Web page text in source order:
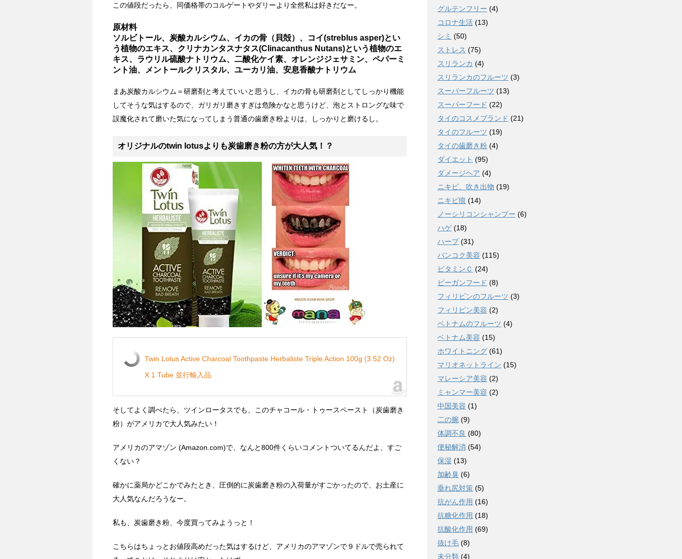
この値段だったら、同価格帯のコルゲートやダリーより全然私は好きだなー。
原材料
ソルビトール、炭酸カルシウム、イカの骨（貝殻）、コイ(streblus asper)とい
う植物のエキス、クリナカンタスナタス(Clinacanthus Nutans)という植物のエ
キス、ラウリル硫酸ナトリウム、二酸化ケイ素、オレンジジェサミン、ペパーミ
ント油、メントールクリスタル、ユーカリ油、安息香酸ナトリウム
まあ炭酸カルシウム＝研磨剤と考えていいと思うし、イカの骨も研磨剤としてしっかり機能
してそうな気はするので、ガリガリ磨きすぎは危険かなと思うけど、泡とストロングな味で
誤魔化されて磨いた気になってしまう普通の歯磨き粉よりは、しっかりと磨けるし。
オリジナルのtwin lotusよりも炭歯磨き粉の方が大人気！？
Twin Lotus Active Charcoal Toothpaste Herbaliste Triple Action 100g (3.52 Oz)
X 1 Tube 並行輸入品
そしてよく調べたら、ツインロータスでも、このチャコール・トゥースペースト（炭歯磨き
粉）がアメリカで大人気みたい！
アメリカのアマゾン (Amazon.com)で、なんと800件くらいコメントついてるんだよ、すご
くない？
確かに薬局かどこかでみたとき、圧倒的に炭歯磨き粉の入荷量がすごかったので、お土産に
大人気なんだろうなー。
私も、炭歯磨き粉、今度買ってみようっと！
こちらはちょっとお値段高めだった気はするけど、アメリカのアマゾンで９ドルで売られて
グルテンフリー (4)
コロナ生活 (13)
シミ (50)
ストレス (75)
スリランカ (4)
スリランカのフルーツ (3)
スーパーフルーツ (13)
スーパーフード (22)
タイのコスメブランド (21)
タイのフルーツ (19)
タイの歯磨き粉 (4)
ダイエット (95)
ダメージヘア (4)
ニキビ、吹き出物 (19)
ニキビ痕 (14)
ノーシリコンシャンプー (6)
ハゲ(18)
ハーブ (31)
バンコク美容 (115)
ビタミンＣ (24)
ビーガンフード (8)
フィリピンのフルーツ (3)
フィリピン美容 (2)
ベトナムのフルーツ (4)
ベトナム美容 (15)
ホワイトニング (61)
マリオネットライン (15)
マレーシア美容 (2)
ミャンマー美容 (2)
中国美容 (1)
二の腕 (9)
体調不良 (80)
便秘解消 (54)
保湿 (13)
加齢臭 (6)
垂れ尻対策 (5)
抗がん作用 (16)
抗糖化作用 (18)
抗酸化作用 (69)
抜け毛 (8)
未分類 (4)